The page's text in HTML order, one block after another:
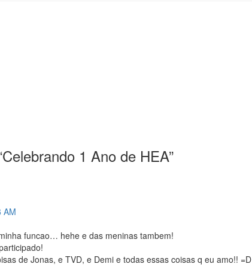
Celebrando 1 Ano de HEA”
AM
funcao… hehe e das meninas tambem!
de Jonas, e TVD, e Demi e todas essas coisas q eu amo!! =D